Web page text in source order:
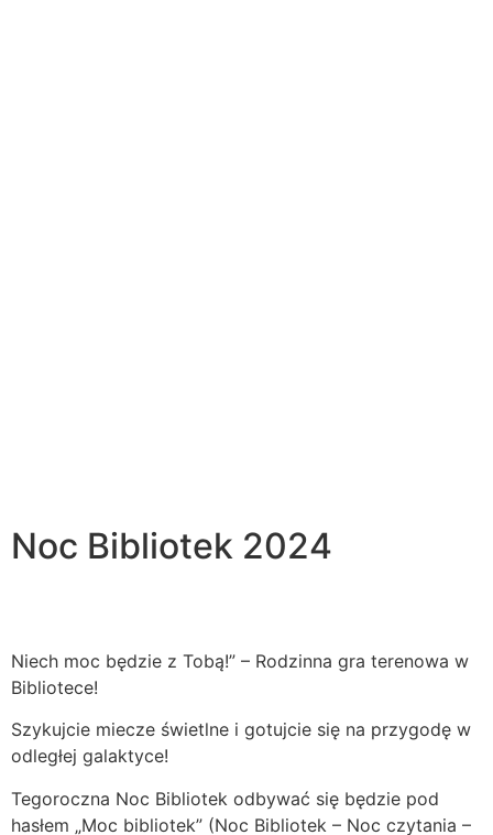
Noc Bibliotek 2024
Niech moc będzie z Tobą!” – Rodzinna gra terenowa w
Bibliotece!
Szykujcie miecze świetlne i gotujcie się na przygodę w
odległej galaktyce!
Tegoroczna Noc Bibliotek odbywać się będzie pod
hasłem „Moc bibliotek” (Noc Bibliotek – Noc czytania –